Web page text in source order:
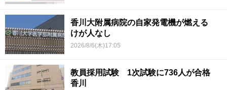
香川大附属病院の自家発電機が燃える
けが人なし
2026/8/6(木)17:05
教員採用試験 1次試験に736人が合格
香川